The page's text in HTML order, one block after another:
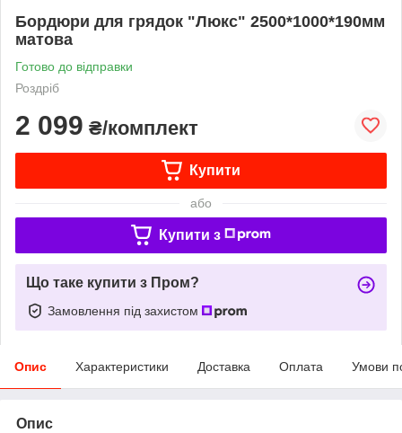
Бордюри для грядок "Люкс" 2500*1000*190мм
матова
Готово до відправки
Роздріб
2 099 ₴/комплект
Купити
або
Купити з
Що таке купити з Пром?
Замовлення під захистом
Опис Характеристики Доставка Оплата Умови
Опис